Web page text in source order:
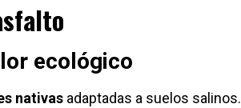
ecológico
nativas adaptadas a suelos salinos.